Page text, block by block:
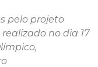
pelo projeto
no dia 17